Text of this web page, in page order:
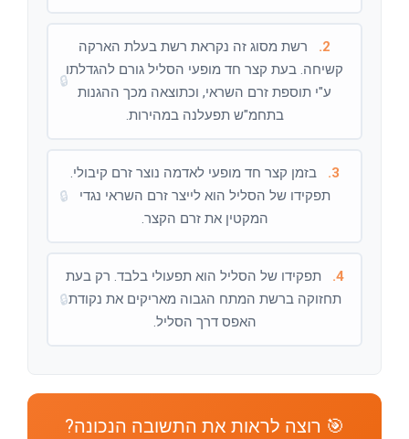
2.
רשת מסוג זה נקראת רשת בעלת הארקה
קשיחה. בעת קצר חד מופעי הסליל גורם להגדלתו
ע"י תוספת זרם השראי, וכתוצאה מכך ההגנות
בתחמ"ש תפעלנה במהירות.
🔒
3.
בזמן קצר חד מופעי לאדמה נוצר זרם קיבולי.
תפקידו של הסליל הוא לייצר זרם השראי נגדי
המקטין את זרם הקצר.
🔒
4.
תפקידו של הסליל הוא תפעולי בלבד. רק בעת
תחזוקה ברשת המתח הגבוה מאריקים את נקודת
האפס דרך הסליל.
🔒
🎯 רוצה לראות את התשובה הנכונה?